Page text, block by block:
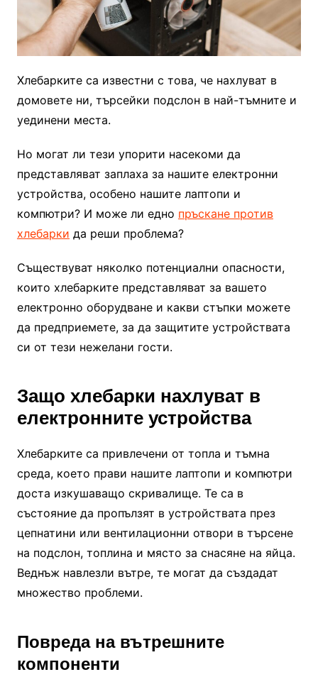
Хлебарките са известни с това, че нахлуват в
домовете ни, търсейки подслон в най-тъмните и
уединени места.
Но могат ли тези упорити насекоми да
представляват заплаха за нашите електронни
устройства, особено нашите лаптопи и
компютри? И може ли едно пръскане против
хлебарки да реши проблема?
Съществуват няколко потенциални опасности,
които хлебарките представляват за вашето
електронно оборудване и какви стъпки можете
да предприемете, за да защитите устройствата
си от тези нежелани гости.
Защо хлебарки нахлуват в
електронните устройства
Хлебарките са привлечени от топла и тъмна
среда, което прави нашите лаптопи и компютри
доста изкушаващо скривалище. Те са в
състояние да пропълзят в устройствата през
цепнатини или вентилационни отвори в търсене
на подслон, топлина и място за снасяне на яйца.
Веднъж навлезли вътре, те могат да създадат
множество проблеми.
Повреда на вътрешните
компоненти